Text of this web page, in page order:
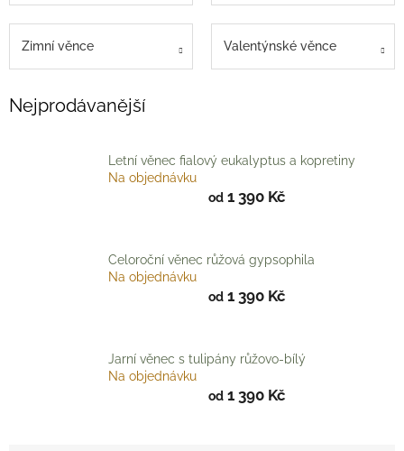
na
obchodu
Zimní věnce Valentýnské věnce
Nejprodávanější
Letní věnec fialový eukalyptus a kopretiny
Na objednávku
od 1 390 Kč
Celoroční věnec růžová gypsophila
Na objednávku
od 1 390 Kč
Jarní věnec s tulipány růžovo-bílý
Na objednávku
od 1 390 Kč